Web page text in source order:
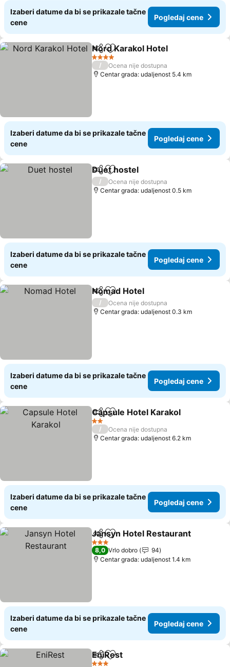
Izaberi datume da bi se prikazale tačne
cene
Pogledaj cene
Deli Dodati u favorite
Nord Karakol Hotel
4 Zvezdice
/
Ocena nije dostupna
Centar grada: udaljenost 5.4 km
Izaberi datume da bi se prikazale tačne
cene
Pogledaj cene
Deli Dodati u favorite
Duet hostel
/
Ocena nije dostupna
Centar grada: udaljenost 0.5 km
Izaberi datume da bi se prikazale tačne
cene
Pogledaj cene
Deli Dodati u favorite
Nomad Hotel
/
Ocena nije dostupna
Centar grada: udaljenost 0.3 km
Izaberi datume da bi se prikazale tačne
cene
Pogledaj cene
Deli Dodati u favorite
Capsule Hotel Karakol
2 Zvezdice
/
Ocena nije dostupna
Centar grada: udaljenost 6.2 km
Izaberi datume da bi se prikazale tačne
cene
Pogledaj cene
Deli Dodati u favorite
Jansyn Hotel Restaurant
3 Zvezdice
8,0 Vrlo dobro
94
Centar grada: udaljenost 1.4 km
Izaberi datume da bi se prikazale tačne
cene
Pogledaj cene
Deli Dodati u favorite
EniRest